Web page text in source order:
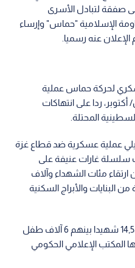
صفقة لتبادل الأسرى
الإسلامية "حماس" وإرساء
عنه رسميا.
لحركة حماس عملية
الأول/ أكتوبر، ردا على انتهاكات
المحتلة.
عملية عسكرية ضد قطاع غزة
سلسلة غارات عنيفة على
مئات الشهداء وآلاف
البنايات والأبراج السكنية
وارتفع عدد الشهداء في غزة إلى 14,532 شهيدا بينهم 6 آلاف طفل
المكتب الإعلامي الحكومي